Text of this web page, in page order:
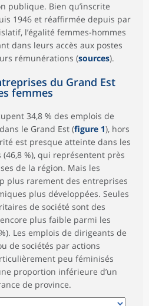
publique. Bien qu’inscrite
1946 et réaffirmée depuis par
l’égalité femmes-hommes
dans leurs accès aux postes
rémunérations (sources).
du Grand Est
femmes
34,8 % des emplois de
le Grand Est (figure 1), hors
est presque atteinte dans les
%), qui représentent près
de la région. Mais les
plus rarement des entreprises
plus développées. Seules
de société sont des
plus faible parmi les
Les emplois de dirigeants de
de sociétés par actions
peu féminisés
proportion inférieure d’un
de province.